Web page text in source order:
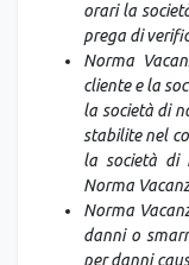
orari la
prega di
Norma
cliente e la
la società di
stabilite nel
la società di
Norma
Norma
danni o
per danni